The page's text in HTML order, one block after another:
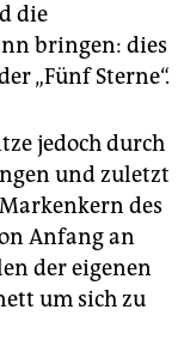
die
bringen: dies
„Fünf Sterne“.
jedoch durch
und zuletzt
des
Anfang an
der eigenen
um sich zu